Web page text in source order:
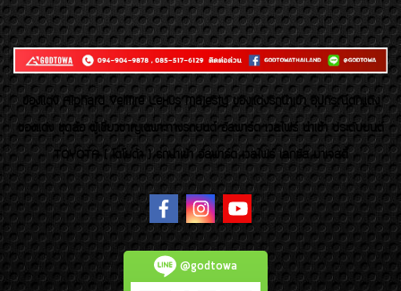
ของเเต่ง Alphard Vellfire Lexus Majesty ของเเต่งรถนำเข้า อุปกรณ์ตกแต่ง
ของแต่ง ชุดล้อ ผู้เชี่ยวชาญเฉพาะทางรถยนต์ อัลพาร์ด เวลไฟร์ นำเข้า ประดับยนต์
TOYOTA ( โตโยต้า ) รถนำเข้า อัลพาร์ด เวลไฟร์ เลกซัส มาเจสตี้
@godtowa